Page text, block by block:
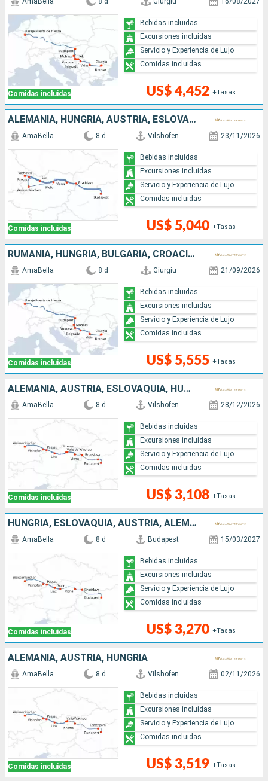
Comidas incluidas US$ 4,452 +Tasas
Bebidas incluidas
Excursiones incluidas
Servicio y Experiencia de Lujo
Comidas incluidas
ALEMANIA, HUNGRÍA, AUSTRIA, ESLOVAQUIA
Comidas incluidas
AmaBella 8 d Vilshofen 23/11/2026
US$ 5,040 +Tasas
Bebidas incluidas
Excursiones incluidas
Servicio y Experiencia de Lujo
Comidas incluidas
RUMANIA, HUNGRÍA, BULGARIA, CROACIA, SERBIA
Comidas incluidas
AmaBella 8 d Giurgiu 21/09/2026
US$ 5,555 +Tasas
Bebidas incluidas
Excursiones incluidas
Servicio y Experiencia de Lujo
Comidas incluidas
ALEMANIA, AUSTRIA, ESLOVAQUIA, HUNGRÍA
Comidas incluidas
AmaBella 8 d Vilshofen 28/12/2026
US$ 3,108 +Tasas
Bebidas incluidas
Excursiones incluidas
Servicio y Experiencia de Lujo
Comidas incluidas
HUNGRÍA, ESLOVAQUIA, AUSTRIA, ALEMANIA
Comidas incluidas
AmaBella 8 d Budapest 15/03/2027
US$ 3,270 +Tasas
Bebidas incluidas
Excursiones incluidas
Servicio y Experiencia de Lujo
Comidas incluidas
ALEMANIA, AUSTRIA, HUNGRÍA
Comidas incluidas
AmaBella 8 d Vilshofen 02/11/2026
US$ 3,519 +Tasas
Bebidas incluidas
Excursiones incluidas
Servicio y Experiencia de Lujo
Comidas incluidas